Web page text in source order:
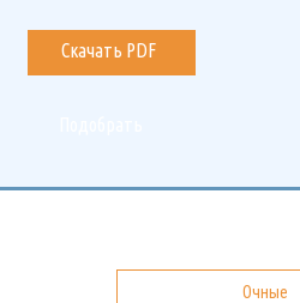
Очные